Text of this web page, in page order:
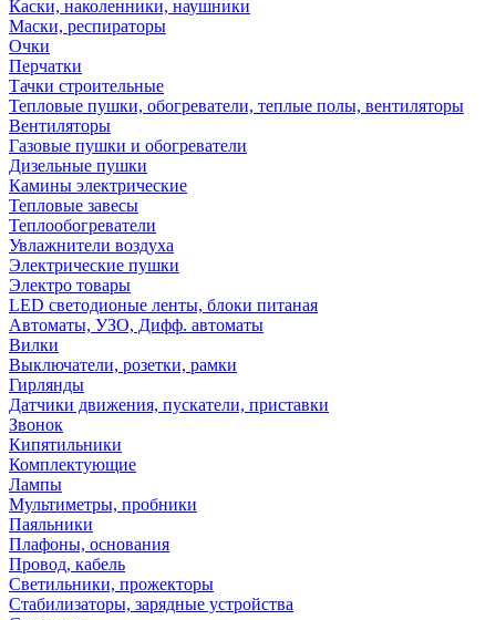
Каски, наколенники, наушники
Маски, респираторы
Очки
Перчатки
Тачки строительные
Тепловые пушки, обогреватели, теплые полы, вентиляторы
Вентиляторы
Газовые пушки и обогреватели
Дизельные пушки
Камины электрические
Тепловые завесы
Теплообогреватели
Увлажнители воздуха
Электрические пушки
Электро товары
LED светодионые ленты, блоки питаная
Автоматы, УЗО, Дифф. автоматы
Вилки
Выключатели, розетки, рамки
Гирлянды
Датчики движения, пускатели, приставки
Звонок
Кипятильники
Комплектующие
Лампы
Мультиметры, пробники
Паяльники
Плафоны, основания
Провод, кабель
Светильники, прожекторы
Стабилизаторы, зарядные устройства